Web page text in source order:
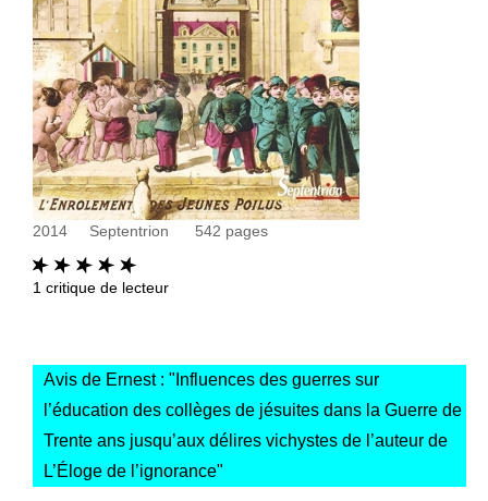
2014 Septentrion 542 pages
1 critique de lecteur
Avis de Ernest : " Influences des guerres sur
l’éducation des collèges de jésuites dans la Guerre de
Trente ans jusqu’aux délires vichystes de l’auteur de
L’Éloge de l’ignorance"